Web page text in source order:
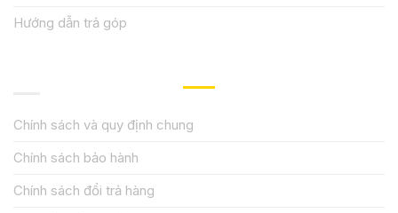
Hướng dẫn trả góp
Chính sách và quy định chung
Chính sách bảo hành
Chính sách đổi trả hàng